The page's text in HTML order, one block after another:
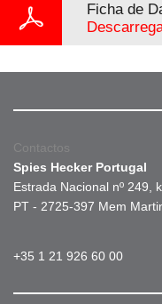
Ficha de
Contactos
Spies Hecker Portugal
Estrada Nacional nº 249,
PT - 2725-397 Mem
+35 1 21 926 60 00